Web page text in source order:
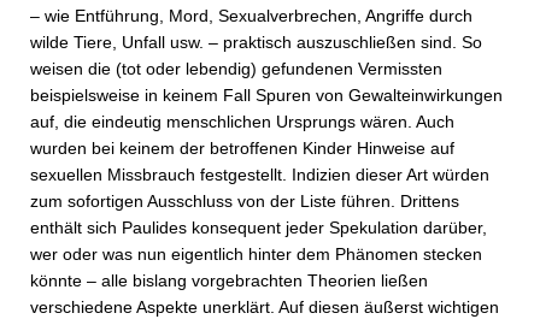
– wie Entführung, Mord, Sexualverbrechen, Angriffe durch
wilde Tiere, Unfall usw. – praktisch auszuschließen sind. So
weisen die (tot oder lebendig) gefundenen Vermissten
beispielsweise in keinem Fall Spuren von Gewalteinwirkungen
auf, die eindeutig menschlichen Ursprungs wären. Auch
wurden bei keinem der betroffenen Kinder Hinweise auf
sexuellen Missbrauch festgestellt. Indizien dieser Art würden
zum sofortigen Ausschluss von der Liste führen. Drittens
enthält sich Paulides konsequent jeder Spekulation darüber,
wer oder was nun eigentlich hinter dem Phänomen stecken
könnte – alle bislang vorgebrachten Theorien ließen
verschiedene Aspekte unerklärt. Auf diesen äußerst wichtigen